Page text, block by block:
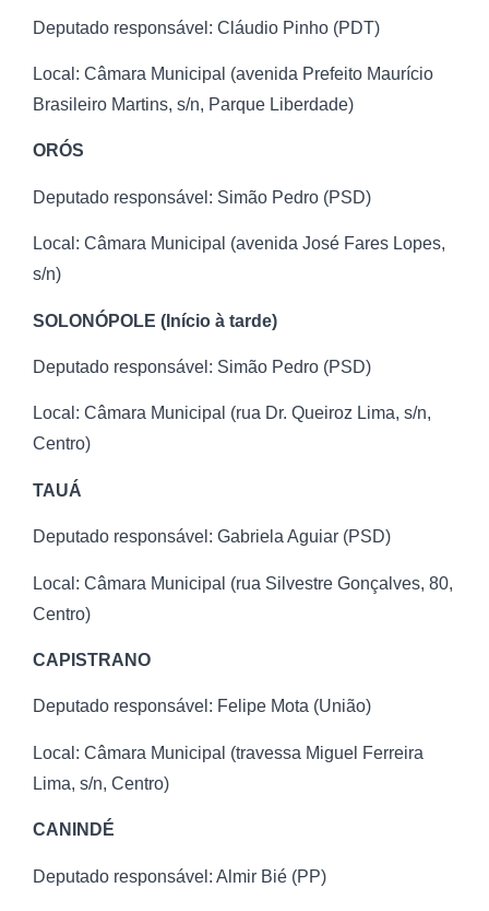
Deputado responsável: Cláudio Pinho (PDT)
Local: Câmara Municipal (avenida Prefeito Maurício
Brasileiro Martins, s/n, Parque Liberdade)
ORÓS
Deputado responsável: Simão Pedro (PSD)
Local: Câmara Municipal (avenida José Fares Lopes,
s/n)
SOLONÓPOLE (Início à tarde)
Deputado responsável: Simão Pedro (PSD)
Local: Câmara Municipal (rua Dr. Queiroz Lima, s/n,
Centro)
TAUÁ
Deputado responsável: Gabriela Aguiar (PSD)
Local: Câmara Municipal (rua Silvestre Gonçalves, 80,
Centro)
CAPISTRANO
Deputado responsável: Felipe Mota (União)
Local: Câmara Municipal (travessa Miguel Ferreira
Lima, s/n, Centro)
CANINDÉ
Deputado responsável: Almir Bié (PP)